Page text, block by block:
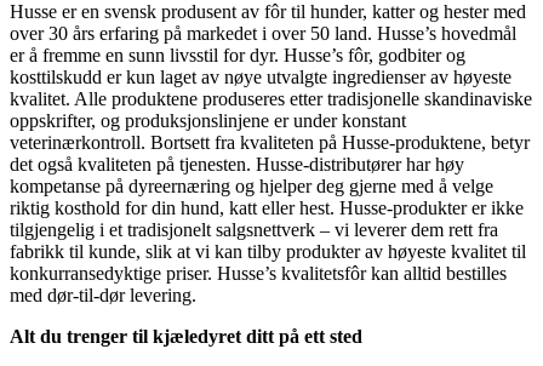
Husse er en svensk produsent av fôr til hunder, katter og hester med
over 30 års erfaring på markedet i over 50 land. Husse’s hovedmål
er å fremme en sunn livsstil for dyr. Husse’s fôr, godbiter og
kosttilskudd er kun laget av nøye utvalgte ingredienser av høyeste
kvalitet. Alle produktene produseres etter tradisjonelle skandinaviske
oppskrifter, og produksjonslinjene er under konstant
veterinærkontroll. Bortsett fra kvaliteten på Husse-produktene, betyr
det også kvaliteten på tjenesten. Husse-distributører har høy
kompetanse på dyreernæring og hjelper deg gjerne med å velge
riktig kosthold for din hund, katt eller hest. Husse-produkter er ikke
tilgjengelig i et tradisjonelt salgsnettverk – vi leverer dem rett fra
fabrikk til kunde, slik at vi kan tilby produkter av høyeste kvalitet til
konkurransedyktige priser. Husse’s kvalitetsfôr kan alltid bestilles
med dør-til-dør levering.
Alt du trenger til kjæledyret ditt på ett sted